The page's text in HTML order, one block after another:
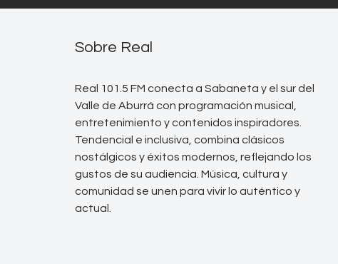
Sobre Real
Real 101.5 FM conecta a Sabaneta y el sur del
Valle de Aburrá con programación musical,
entretenimiento y contenidos inspiradores.
Tendencial e inclusiva, combina clásicos
nostálgicos y éxitos modernos, reflejando los
gustos de su audiencia. Música, cultura y
comunidad se unen para vivir lo auténtico y
actual.